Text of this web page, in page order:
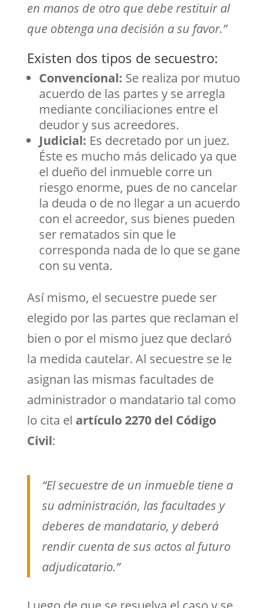
en manos de otro que debe restituir al
que obtenga una decisión a su favor.”
Existen dos tipos de secuestro:
Convencional: Se realiza por mutuo
acuerdo de las partes y se arregla
mediante conciliaciones entre el
deudor y sus acreedores.
Judicial: Es decretado por un juez.
Éste es mucho más delicado ya que
el dueño del inmueble corre un
riesgo enorme, pues de no cancelar
la deuda o de no llegar a un acuerdo
con el acreedor, sus bienes pueden
ser rematados sin que le
corresponda nada de lo que se gane
con su venta.
Así mismo, el secuestre puede ser
elegido por las partes que reclaman el
bien o por el mismo juez que declaró
la medida cautelar. Al secuestre se le
asignan las mismas facultades de
administrador o mandatario tal como
lo cita el artículo 2270 del Código
Civil:
“El secuestre de un inmueble tiene a
su administración, las facultades y
deberes de mandatario, y deberá
rendir cuenta de sus actos al futuro
adjudicatario.”